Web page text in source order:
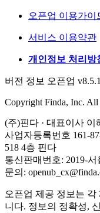
오픈업 이용가이
서비스 이용약관
개인정보 처리방
버전 정보 오픈업
Copyright Finda, Inc. All
(주)핀다 · 대표이사 이
사업자등록번호 161-
518 4층 핀다
통신판매번호: 2019-서
문의:
오픈업 제공 정보는
니다. 정보의 정확성,